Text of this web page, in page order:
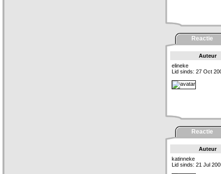
Reactie
Auteur
elineke
Lid sinds: 27 Oct
Reactie
Auteur
katinneke
Lid sinds: 21 Jul